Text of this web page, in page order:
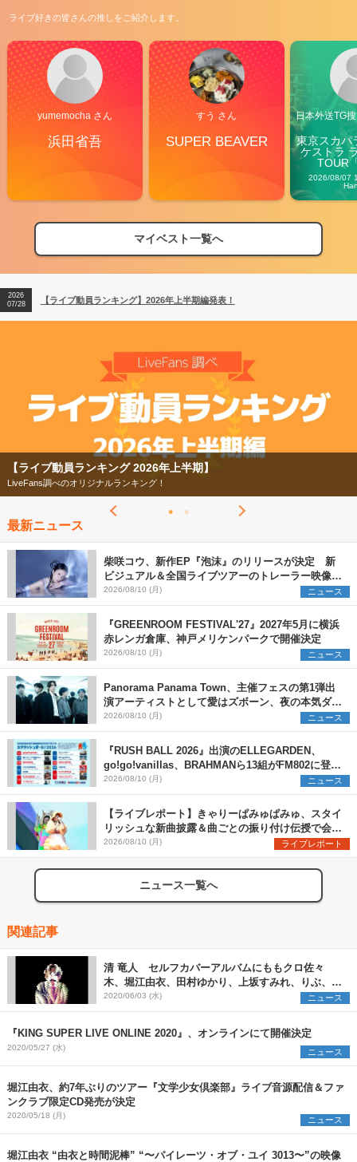
ライブ好きの皆さんの推しをご紹介します。
yumemocha さん
浜田省吾
すう さん
SUPER BEAVER
日本外送TG
東京スカパ
ケストラ
TOUR
2026/08/07
マイベスト一覧へ
【ライブ動員ランキング】2026年上半期編発表！
【フェス特集2026】フェス情報はここから！
2026
07/28
【ライブ動員ランキング】2026年上半期編発表！
【ライブ動員ランキング 2026年上半期】
LiveFans調べのオリジナルランキング！
最新ニュース
柴咲コウ、新作EP『泡沫』のリリースが決定 新
ビジュアル＆全国ライブツアーのトレーラー映像が
一部解禁【コメントあり】
2026/08/10 (月) ニュース
『GREENROOM FESTIVAL'27』2027年5月に横浜
赤レンガ倉庫、神戸メリケンパークで開催決定
2026/08/10 (月) ニュース
Panorama Panama Town、主催フェスの第1弾出
演アーティストとして愛はズボーン、夜の本気ダン
スらを発表 「plus∈you」のMVも公開に
2026/08/10 (月) ニュース
『RUSH BALL 2026』出演のELLEGARDEN、
go!go!vanillas、BRAHMANら13組がFM802に登
場、他出演アーティストの“渾身の1曲”をセレクト
2026/08/10 (月) ニュース
【ライブレポート】きゃりーぱみゅぱみゅ、スタイ
リッシュな新曲披露＆曲ごとの振り付け伝授で会場
を盛り上げまくる！＜LuckyFes’26＞
2026/08/10 (月) ライブレポート
ニュース一覧へ
関連記事
清 竜人 セルフカバーアルバムにももクロ佐々
木、堀江由衣、田村ゆかり、上坂すみれ、りぶ、で
んぱ組.incがコメント
2020/06/03 (水) ニュース
『KING SUPER LIVE ONLINE 2020』、オンラインにて開催決定
2020/05/27 (水) ニュース
堀江由衣、約7年ぶりのツアー『文学少女倶楽部』ライブ音源配信＆ファ
ンクラブ限定CD発売が決定
2020/05/18 (月) ニュース
堀江由衣 “由衣と時間泥棒” “〜パイレーツ・オブ・ユイ 3013〜”の映像